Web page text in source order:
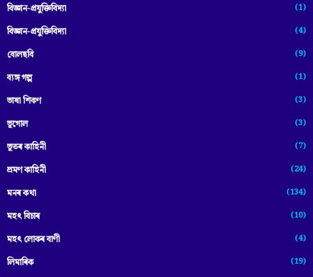
বিজ্ঞান-প্রযুক্তিবিদ্যা (1)
বিজ্ঞান-প্ৰযুক্তিবিদ্যা (4)
বোলছবি (9)
ব্যঙ্গ গল্প (1)
ভাষা শিকণ (3)
ভূগোল (3)
ভূতৰ কাহিনী (7)
ভ্ৰমণ কাহিনী (24)
মনৰ কথা (134)
মহৎ বিচাৰ (10)
মহৎ লোকৰ বাণী (4)
লিমাৰিক (19)